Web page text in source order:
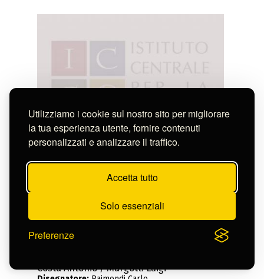
Utilizziamo i cookie sul nostro sito per migliorare
la tua esperienza utente, fornire contenuti
personalizzati e analizzare il traffico.
Accetta tutto
Solo essenziali
Preferenze
Costa Antonio / Margotti Luigi